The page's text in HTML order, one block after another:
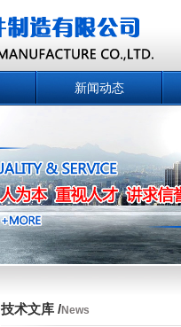
新闻动态
技术文库 /News